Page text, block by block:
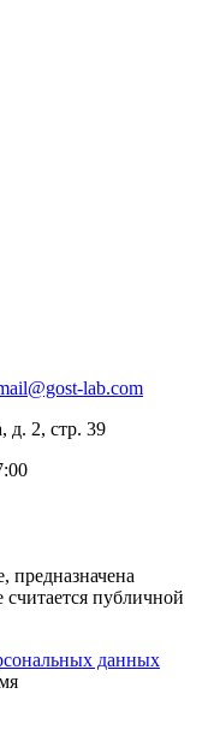
lab.com
д. 2, стр. 39
предназначена
публичной
данных